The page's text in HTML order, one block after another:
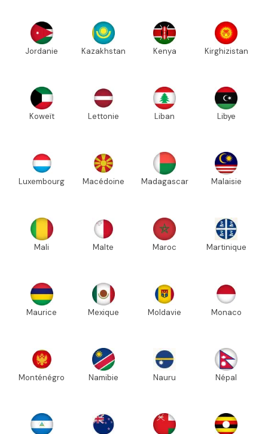
Jordanie Kazakhstan Kenya Kirghizistan
Koweït Lettonie Liban Libye
Luxembourg Macédoine Madagascar Malaisie
Mali Malte Maroc Martinique
Maurice Mexique Moldavie Monaco
Monténégro Namibie Nauru Népal